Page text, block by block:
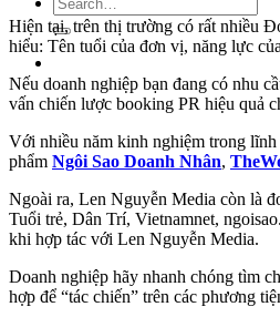
Hiện tại, trên thị trường có rất nhiều
hiểu: Tên tuổi của đơn vị, năng lực
Nếu doanh nghiệp bạn đang có nhu
vấn chiến lược booking PR hiệu quả
Với nhiều năm kinh nghiệm trong
phẩm Ngôi Sao Doanh Nhân,
Ngoài ra, Len Nguyễn Media còn là
Tuổi trẻ, Dân Trí, Vietnamnet,
khi hợp tác với Len Nguyễn Media.
Doanh nghiệp hãy nhanh chóng tìm
hợp để “tác chiến” trên các phương